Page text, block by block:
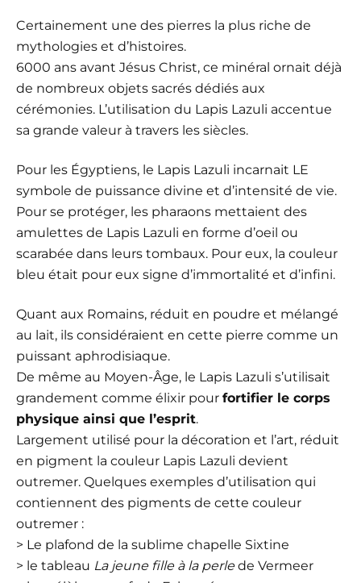
Certainement une des pierres la plus riche de
mythologies et d’histoires.
6000 ans avant Jésus Christ, ce minéral ornait déjà
de nombreux objets sacrés dédiés aux
cérémonies. L’utilisation du Lapis Lazuli accentue
sa grande valeur à travers les siècles.
Pour les Égyptiens, le Lapis Lazuli incarnait LE
symbole de puissance divine et d’intensité de vie.
Pour se protéger, les pharaons mettaient des
amulettes de Lapis Lazuli en forme d’oeil ou
scarabée dans leurs tombaux. Pour eux, la couleur
bleu était pour eux signe d’immortalité et d’infini.
Quant aux Romains, réduit en poudre et mélangé
au lait, ils considéraient en cette pierre comme un
puissant aphrodisiaque.
De même au Moyen-Âge, le Lapis Lazuli s’utilisait
grandement comme élixir pour fortifier le corps
physique ainsi que l’esprit.
Largement utilisé pour la décoration et l’art, réduit
en pigment la couleur Lapis Lazuli devient
outremer. Quelques exemples d’utilisation qui
contiennent des pigments de cette couleur
outremer :
> Le plafond de la sublime chapelle Sixtine
> le tableau La jeune fille à la perlede Vermeer